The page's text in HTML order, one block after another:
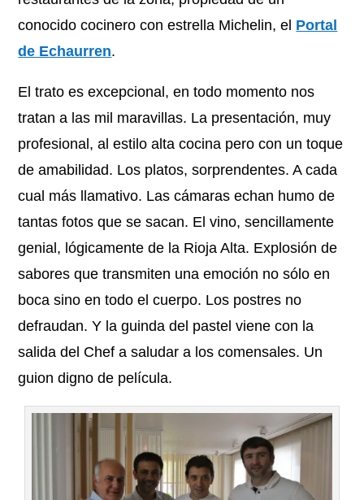
conocido cocinero con estrella Michelin, el Portal
de Echaurren.
El trato es excepcional, en todo momento nos
tratan a las mil maravillas. La presentación, muy
profesional, al estilo alta cocina pero con un toque
de amabilidad. Los platos, sorprendentes. A cada
cual más llamativo. Las cámaras echan humo de
tantas fotos que se sacan. El vino, sencillamente
genial, lógicamente de la Rioja Alta. Explosión de
sabores que transmiten una emoción no sólo en
boca sino en todo el cuerpo. Los postres no
defraudan. Y la guinda del pastel viene con la
salida del Chef a saludar a los comensales. Un
guion digno de película.